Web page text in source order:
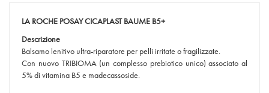
LA ROCHE POSAY CICAPLAST BAUME B5+
Descrizione
Balsamo lenitivo ultra-riparatore per pelli irritate o fragilizzate.
Con nuovo TRIBIOMA (un complesso prebiotico unico) associato al
5% di vitamina B5 e madecassoside.